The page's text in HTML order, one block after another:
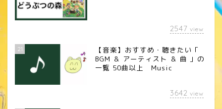
2547 view
21
【音楽】おすすめ・聴きたい「
BGM ＆ アーティスト ＆ 曲 」の
一覧 50曲以上 Music
3642 view